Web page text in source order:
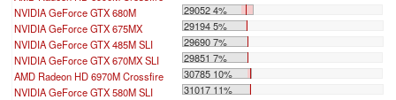
NVIDIA GeForce GTX 680M
29052 4%
NVIDIA GeForce GTX 675MX
29194 5%
NVIDIA GeForce GTX 485M SLI
29690 7%
NVIDIA GeForce GTX 670MX SLI
29851 7%
AMD Radeon HD 6970M Crossfire
30785 10%
NVIDIA GeForce GTX 580M SLI
31017 11%